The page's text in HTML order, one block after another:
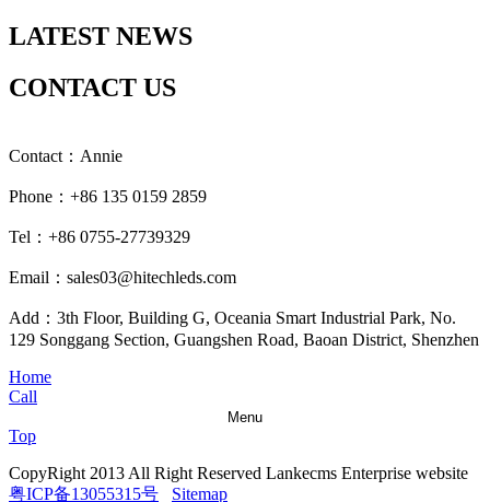
LATEST NEWS
CONTACT US
Contact：Annie
Phone：+86 135 0159 2859
Tel：+86 0755-27739329
Email：sales03@hitechleds.com
Add：3th Floor, Building G, Oceania Smart Industrial Park, No.
129 Songgang Section, Guangshen Road, Baoan District, Shenzhen
Home
Call
Menu
Top
CopyRight 2013 All Right Reserved Lankecms Enterprise website
粤ICP备13055315号
Sitemap